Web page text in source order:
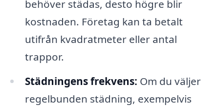
behöver städas, desto högre blir
kostnaden. Företag kan ta betalt
utifrån kvadratmeter eller antal
trappor.
Städningens frekvens: Om du väljer
regelbunden städning, exempelvis